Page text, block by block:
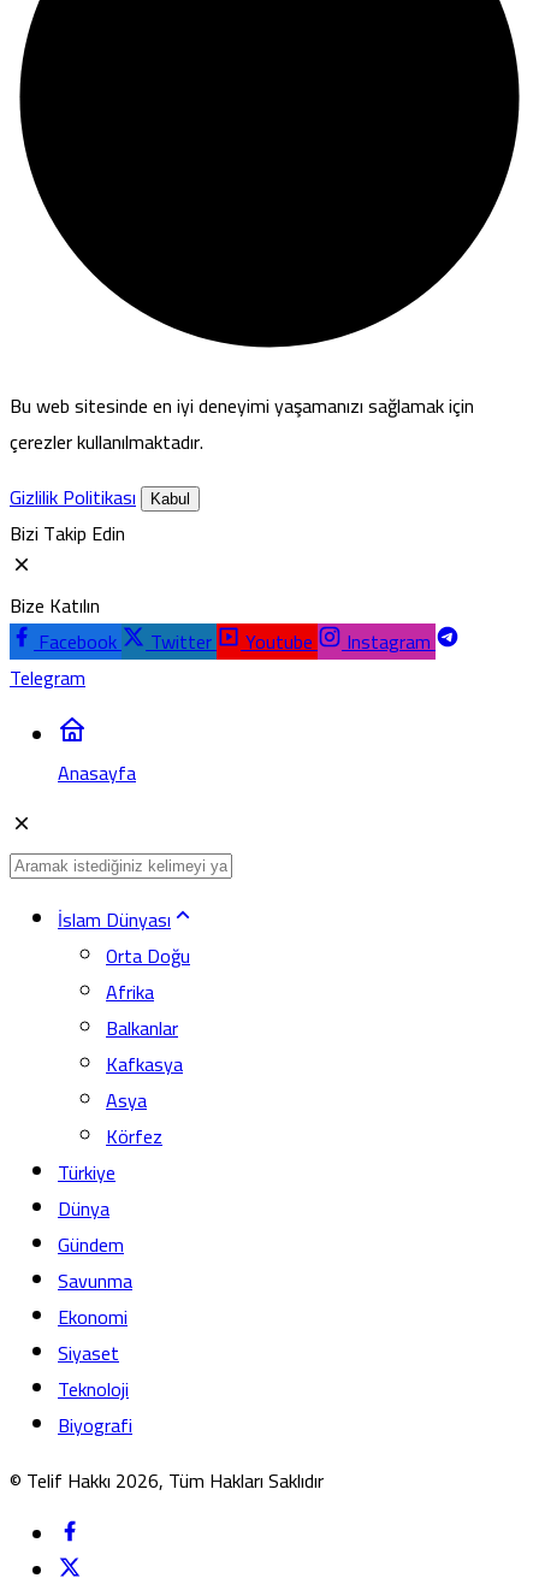
Bu web sitesinde en iyi deneyimi yaşamanızı sağlamak için
çerezler kullanılmaktadır.
Gizlilik Politikası
Kabul
Bizi Takip Edin
Bize Katılın
Facebook
Twitter Youtube
Instagram
Telegram
Anasayfa
İslam Dünyası
Orta Doğu
Afrika
Balkanlar
Kafkasya
Asya
Körfez
Türkiye
Dünya
Gündem
Savunma
Ekonomi
Siyaset
Teknoloji
Biyografi
© Telif Hakkı 2026, Tüm Hakları Saklıdır